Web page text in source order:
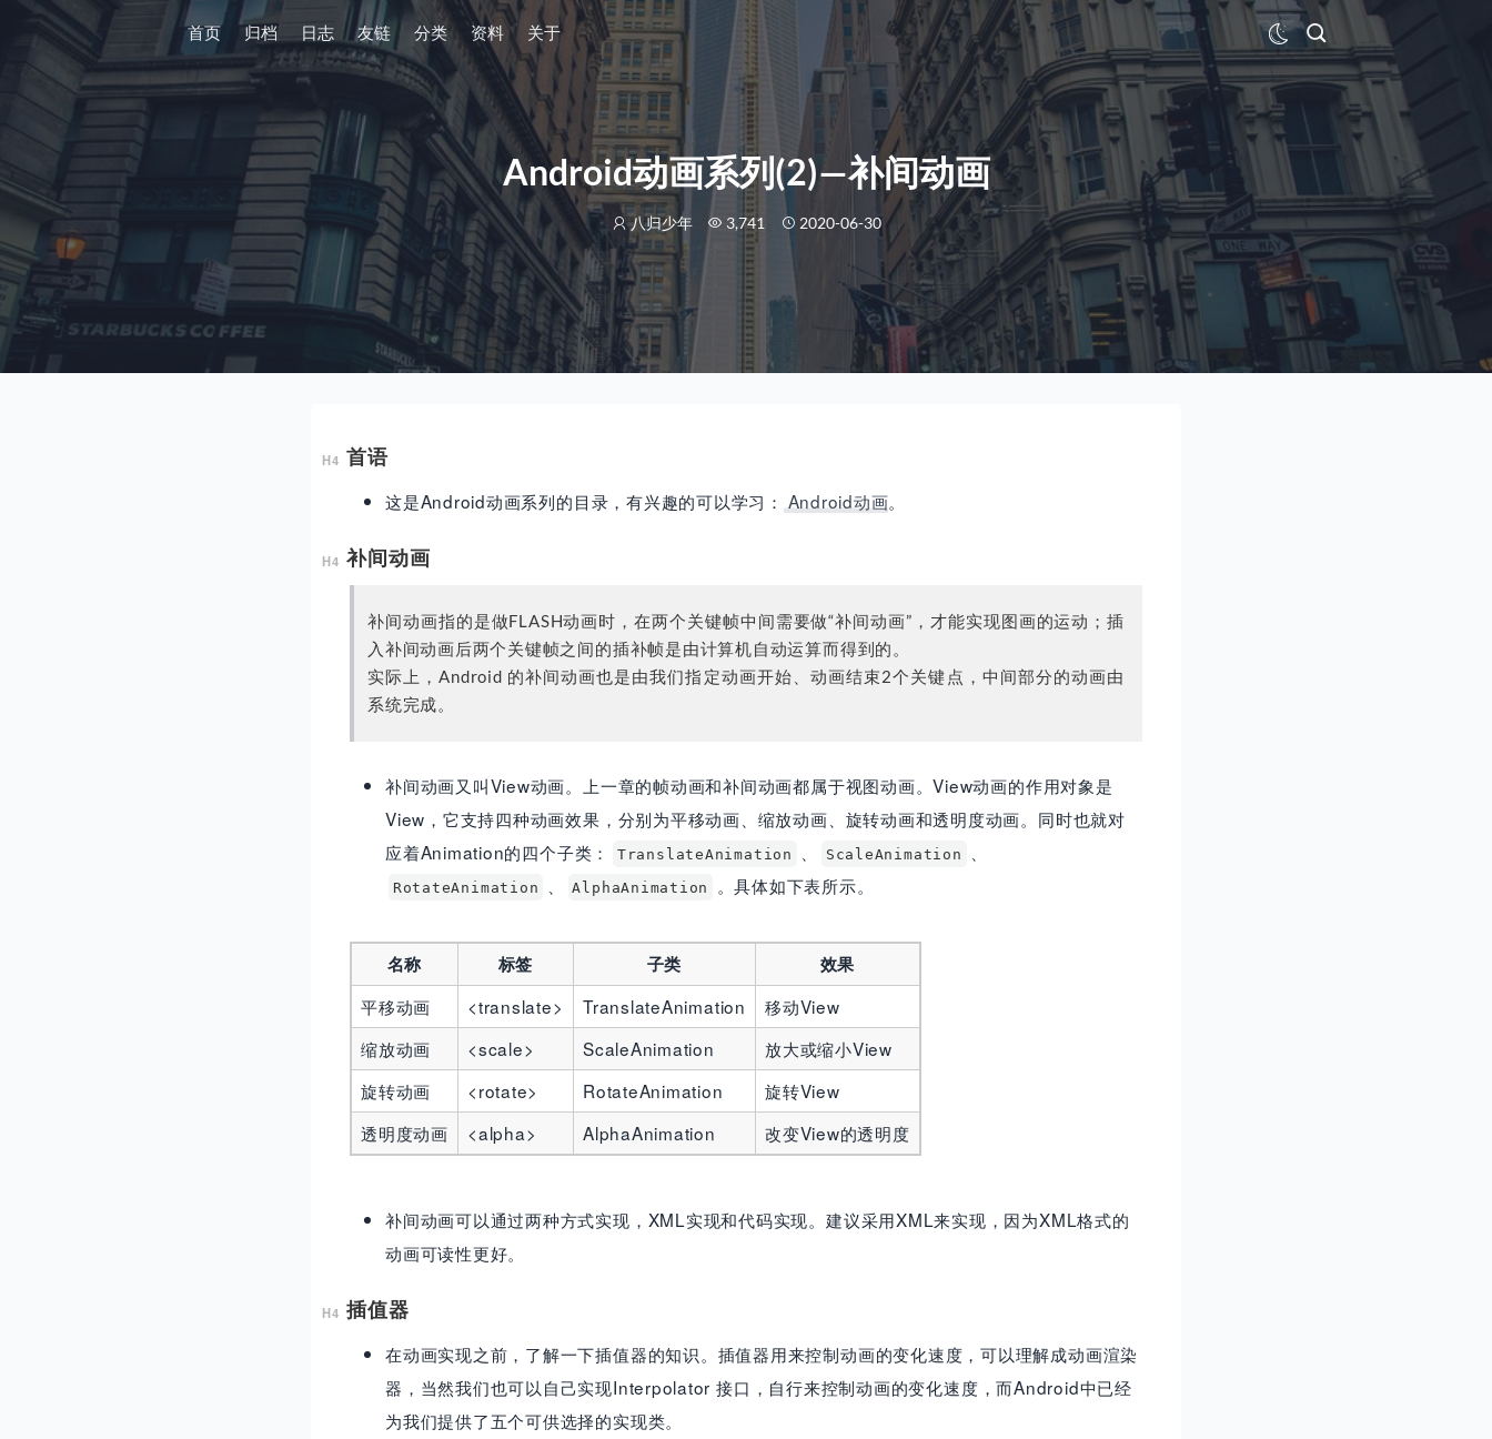
首页 归档 日志 友链 分类 资料 关于
Android动画系列(2)—补间动画
八归少年 3,741 2020-06-30
首语
这是Android动画系列的目录，有兴趣的可以学习： Android动画。
补间动画
补间动画指的是做FLASH动画时，在两个关键帧中间需要做“补间动画”，才能实现图画的运动；插
入补间动画后两个关键帧之间的插补帧是由计算机自动运算而得到的。
实际上，Android 的补间动画也是由我们指定动画开始、动画结束2个关键点，中间部分的动画由
系统完成。
补间动画又叫View动画。上一章的帧动画和补间动画都属于视图动画。View动画的作用对象是
View，它支持四种动画效果，分别为平移动画、缩放动画、旋转动画和透明度动画。同时也就对
应着Animation的四个子类：
TranslateAnimation ScaleAnimation
RotateAnimation AlphaAnimation 。具体如下表所示。
名称 标签 子类
效果
平移动画
<translate> TranslateAnimation
移动View
缩放动画
<scale> ScaleAnimation
放大或缩小View
旋转动画
<rotate> RotateAnimation
旋转View
透明度动画
<alpha> AlphaAnimation 改变View的透明度
补间动画可以通过两种方式实现，XML实现和代码实现。建议采用XML来实现，因为XML格式的
动画可读性更好。
插值器
在动画实现之前，了解一下插值器的知识。插值器用来控制动画的变化速度，可以理解成动画渲染
器，当然我们也可以自己实现Interpolator 接口，自行来控制动画的变化速度，而Android中已经
为我们提供了五个可供选择的实现类。